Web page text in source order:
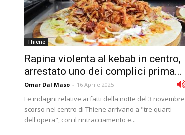
Thiene
Rapina violenta al kebab in centro,
arrestato uno dei complici prima...
Omar Dal Maso - 16 Aprile 2025
Le indagini relative ai fatti della notte del 3 novembre
scorso nel centro di Thiene arrivano a "tre quarti
dell'opera", con il rintracciamento e...